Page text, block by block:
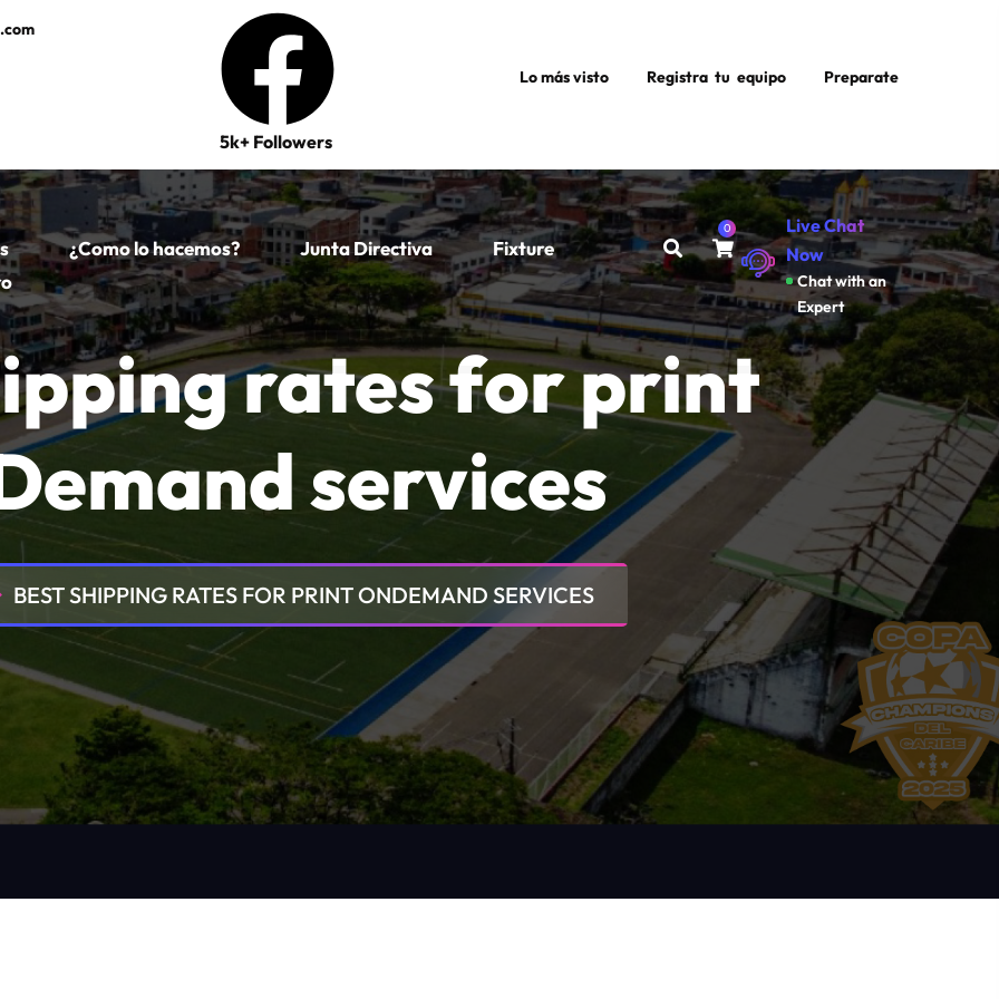
5k+ Followers
Lo más visto Registra tu equipo Preparate
¿Como lo hacemos? Junta Directiva
Fixture
0
Live Chat
Now
Chat with an
Expert
rates for print
services
BEST SHIPPING RATES FOR PRINT ONDEMAND SERVICES